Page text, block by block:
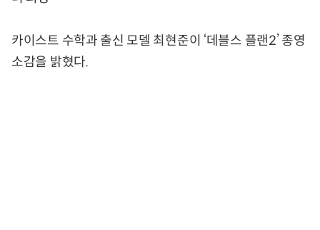
카이스트 수학과 출신 모델 최현준이 ‘데블스 플랜2’ 종영
소감을 밝혔다.